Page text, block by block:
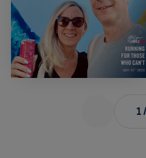
1/